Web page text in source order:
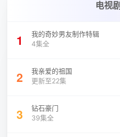
电视剧
1
我的奇妙男友制作特辑
4集全
2
我亲爱的祖国
更新至22集
3
钻石豪门
39集全